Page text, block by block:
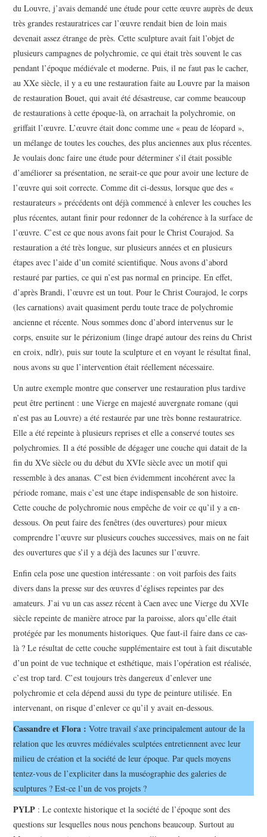
du Louvre, j’avais demandé une étude pour cette œuvre auprès de deux
très grandes restauratrices car l’œuvre rendait bien de loin mais
devenait assez étrange de près. Cette sculpture avait fait l’objet de
plusieurs campagnes de polychromie, ce qui était très souvent le cas
pendant l’époque médiévale et moderne. Puis, il ne faut pas le cacher,
au XXe siècle, il y a eu une restauration faite au Louvre par la maison
de restauration Bouet, qui avait été désastreuse, car comme beaucoup
de restaurations à cette époque-là, on arrachait la polychromie, on
griffait l’œuvre. L’œuvre était donc comme une « peau de léopard »,
un mélange de toutes les couches, des plus anciennes aux plus récentes.
Je voulais donc faire une étude pour déterminer s’il était possible
d’améliorer sa présentation, ne serait-ce que pour avoir une lecture de
l’œuvre qui soit correcte. Comme dit ci-dessus, lorsque que des «
restaurateurs » précédents ont déjà commencé à enlever les couches les
plus récentes, autant finir pour redonner de la cohérence à la surface de
l’œuvre. C’est ce que nous avons fait pour le Christ Courajod. Sa
restauration a été très longue, sur plusieurs années et en plusieurs
étapes avec l’aide d’un comité scientifique. Nous avons d’abord
restauré par parties, ce qui n’est pas normal en principe. En effet,
d’après Brandi, l’œuvre est un tout. Pour le Christ Courajod, le corps
(les carnations) avait quasiment perdu toute trace de polychromie
ancienne et récente. Nous sommes donc d’abord intervenus sur le
corps, ensuite sur le périzonium (linge drapé autour des reins du Christ
en croix, ndlr), puis sur toute la sculpture et en voyant le résultat final,
nous avons su que l’intervention était réellement nécessaire.
Un autre exemple montre que conserver une restauration plus tardive
peut être pertinent : une Vierge en majesté auvergnate romane (qui
n’est pas au Louvre) a été restaurée par une très bonne restauratrice.
Elle a été repeinte à plusieurs reprises et elle a conservé toutes ses
polychromies. Il a été possible de dégager une couche qui datait de la
fin du XVe siècle ou du début du XVIe siècle avec un motif qui
ressemble à des ananas. C’est bien évidemment incohérent avec la
période romane, mais c’est une étape indispensable de son histoire.
Cette couche de polychromie nous empêche de voir ce qu’il y a en-
dessous. On peut faire des fenêtres (des ouvertures) pour mieux
comprendre l’œuvre sur plusieurs couches successives, mais on ne fait
des ouvertures que s’il y a déjà des lacunes sur l’œuvre.
Enfin cela pose une question intéressante : on voit parfois des faits
divers dans la presse sur des œuvres d’églises repeintes par des
amateurs. J’ai vu un cas assez récent à Caen avec une Vierge du XVIe
siècle repeinte de manière atroce par la paroisse, alors qu’elle était
protégée par les monuments historiques. Que faut-il faire dans ce cas-
là ? Le résultat de cette couche supplémentaire est tout à fait discutable
d’un point de vue technique et esthétique, mais l’opération est réalisée,
c’est trop tard. C’est toujours très dangereux d’enlever une
polychromie et cela dépend aussi du type de peinture utilisée. En
intervenant, on risque d’enlever ce qu’il y avait en-dessous.
Cassandre et Flora : Votre travail s’axe principalement autour de la
relation que les œuvres médiévales sculptées entretiennent avec leur
milieu de création et la société de leur époque. Par quels moyens
tentez-vous de l’expliciter dans la muséographie des galeries de
sculptures ? Est-ce l’un de vos projets ?
PYLP : Le contexte historique et la société de l’époque sont des
questions sur lesquelles nous nous penchons beaucoup. Surtout au